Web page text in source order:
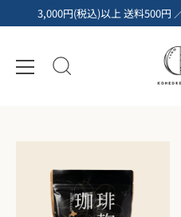
ン
3,000円(税込)以上 送料500円
お茶